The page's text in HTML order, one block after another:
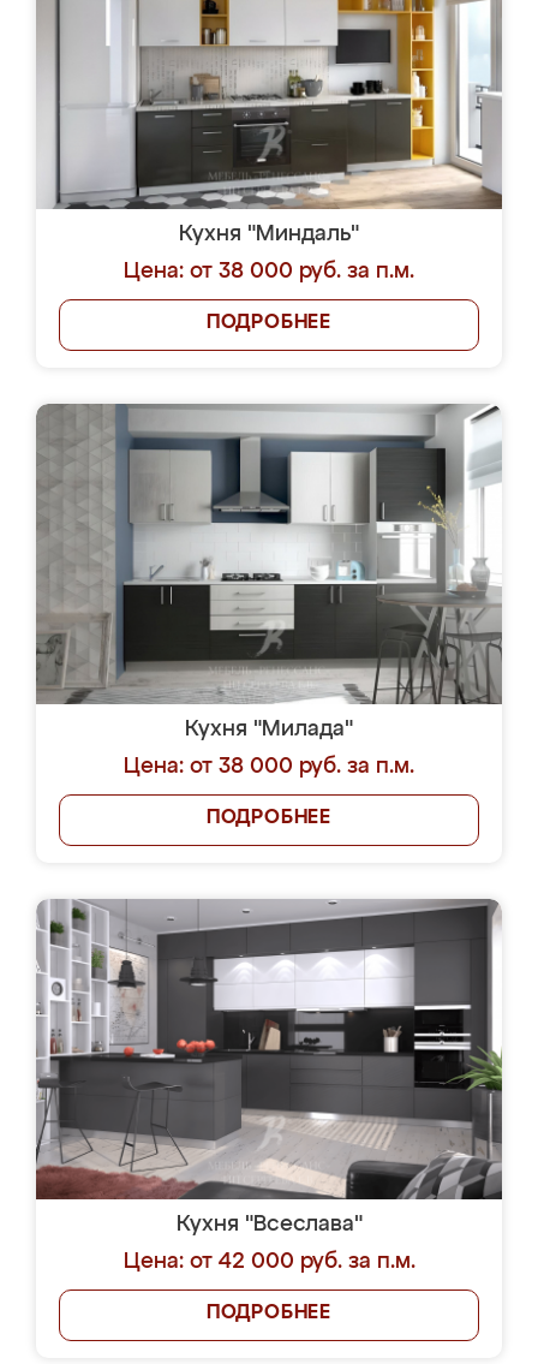
Кухня "Миндаль"
Цена: от 38 000 руб. за п.м.
ПОДРОБНЕЕ
Кухня "Милада"
Цена: от 38 000 руб. за п.м.
ПОДРОБНЕЕ
Кухня "Всеслава"
Цена: от 42 000 руб. за п.м.
ПОДРОБНЕЕ